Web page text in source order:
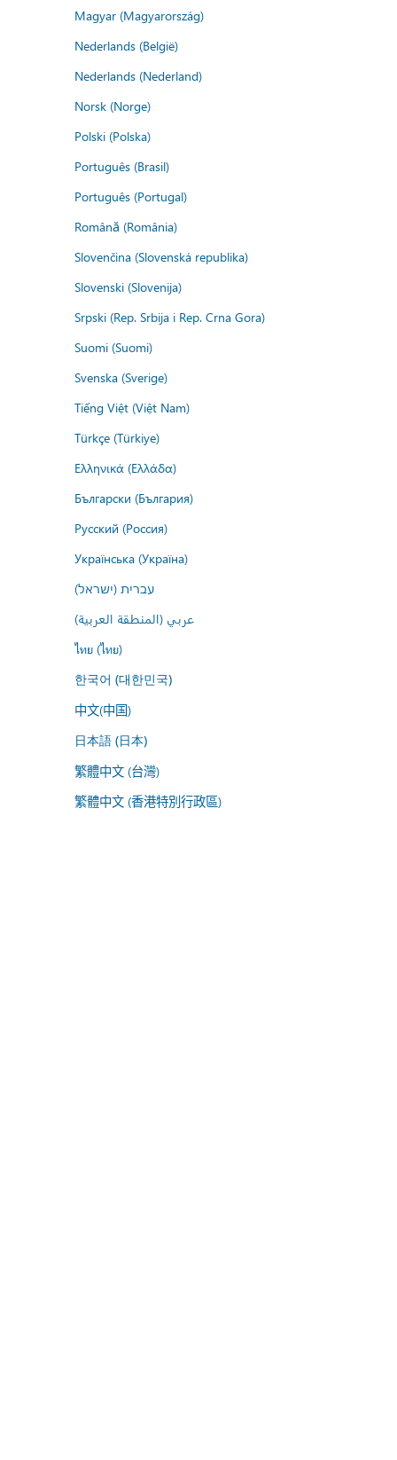
Magyar (Magyarország)
Nederlands (België)
Nederlands (Nederland)
Norsk (Norge)
Polski (Polska)
Português (Brasil)
Português (Portugal)
Română (România)
Slovenčina (Slovenská republika)
Slovenski (Slovenija)
Srpski (Rep. Srbija i Rep. Crna Gora)
Suomi (Suomi)
Svenska (Sverige)
Tiếng Việt (Việt Nam)
Türkçe (Türkiye)
Ελληνικά (Ελλάδα)
Български (България)
Русский (Россия)
Українська (Україна)
עברית (ישראל)
عربي (المنطقة العربية)
ไทย (ไทย)
한국어 (대한민국)
中文(中国)
日本語 (日本)
繁體中文 (台灣)
繁體中文 (香港特別行政區)